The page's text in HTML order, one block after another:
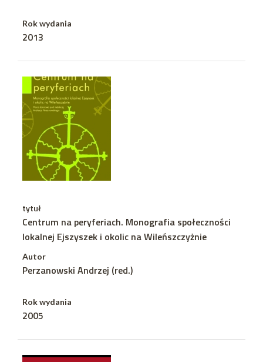
Rok wydania
2013
tytuł
Centrum na peryferiach. Monografia społeczności
lokalnej Ejszyszek i okolic na Wileńszczyżnie
Autor
Perzanowski Andrzej (red.)
Rok wydania
2005